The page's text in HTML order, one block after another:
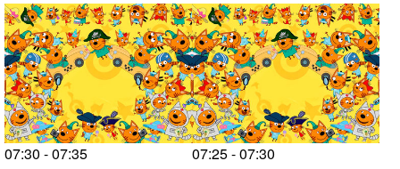
07:30 - 07:35
07:25 - 07:30